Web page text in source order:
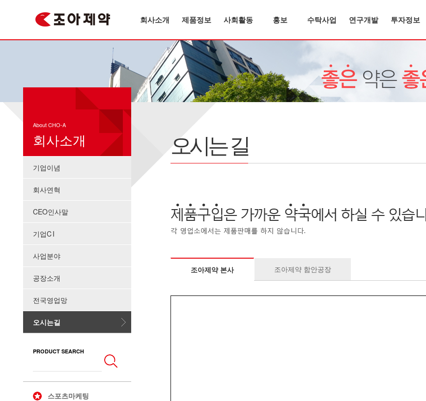
회사소개 제품정보 사회활동 홍보 수탁사업 연구개발 투자정보
About CHO-A
회사소개
기업이념
회사연혁
CEO인사말
기업CI
사업분야
공장소개
전국영업망
오시는길
PRODUCT SEARCH
스포츠마케팅
오시는 길
조아제약 본사 조아제약 함안공장